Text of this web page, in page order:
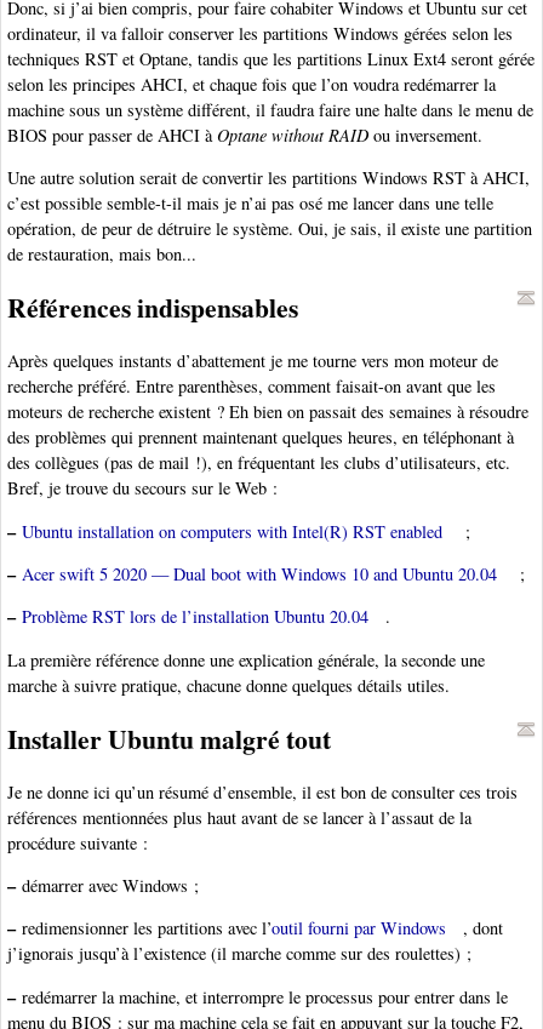
Donc, si j’ai bien compris, pour faire cohabiter Windows et Ubuntu sur cet
ordinateur, il va falloir conserver les partitions Windows gérées selon les
techniques RST et Optane, tandis que les partitions Linux Ext4 seront gérée
selon les principes AHCI, et chaque fois que l’on voudra redémarrer la
machine sous un système différent, il faudra faire une halte dans le menu de
BIOS pour passer de AHCI àOptane without RAID ou inversement.
Une autre solution serait de convertir les partitions Windows RST à AHCI,
c’est possible semble-t-il mais je n’ai pas osé me lancer dans une telle
opération, de peur de détruire le système. Oui, je sais, il existe une partition
de restauration, mais bon...
Références indispensables
Après quelques instants d’abattement je me tourne vers mon moteur de
recherche préféré. Entre parenthèses, comment faisait-on avant que les
moteurs de recherche existent ? Eh bien on passait des semaines à résoudre
des problèmes qui prennent maintenant quelques heures, en téléphonant à
des collègues (pas de mail !), en fréquentant les clubs d’utilisateurs, etc.
Bref, je trouve du secours sur le Web :
– Ubuntu installation on computers with Intel(R) RST enabled ;
– Acer swift 5 2020 — Dual boot with Windows 10 and Ubuntu 20.04 ;
– Problème RST lors de l’installation Ubuntu 20.04
.
La première référence donne une explication générale, la seconde une
marche à suivre pratique, chacune donne quelques détails utiles.
Installer Ubuntu malgré tout
Je ne donne ici qu’un résumé d’ensemble, il est bon de consulter ces trois
références mentionnées plus haut avant de se lancer à l’assaut de la
procédure suivante :
–démarrer avec Windows ;
–redimensionner les partitions avec l’outil fourni par Windows
, dont
j’ignorais jusqu’à l’existence (il marche comme sur des roulettes) ;
–redémarrer la machine, et interrompre le processus pour entrer dans le
menu du BIOS : sur ma machine cela se fait en appuyant sur la touche F2,